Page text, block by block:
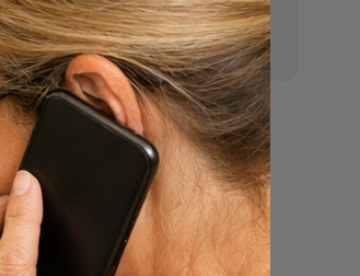
Nu
een uitvaart
regelen